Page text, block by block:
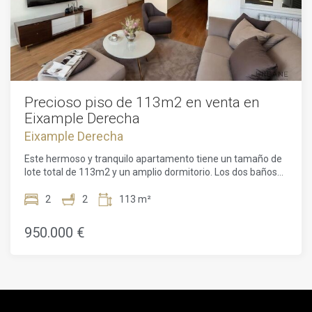
Precioso piso de 113m2 en venta en
Eixample Derecha
Eixample Derecha
Este hermoso y tranquilo apartamento tiene un tamaño de
lote total de 113m2 y un amplio dormitorio. Los dos baños
con seis ventanas simétricas que dan a la arbolada y
con luz solar durante un par de horas al día. La arquitectura
de planta abierta está iluminada por una amplia luz natural.
cristal recorren el edificio en vertical. Llevan la luminosidad
2 2 113 m²
950.000 €